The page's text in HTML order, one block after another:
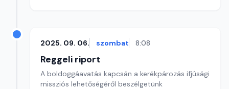
2025. 09. 06. szombat 8:08
Reggeli riport
A boldoggáavatás kapcsán a kerékpározás ifjúsági
missziós lehetőségéről beszélgetünk